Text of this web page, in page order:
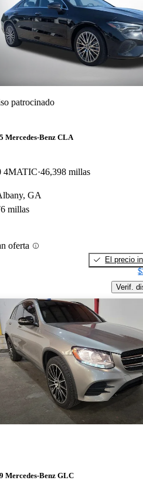
patrocinado
Mercedes-Benz CLA
4MATIC 46,398 millas
GA
millas
oferta
El precio
Verif.
Aviso
Mercedes-Benz GLC